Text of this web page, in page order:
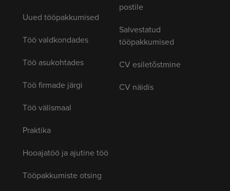
Uued tööpakkumised
Töö valdkondades
Töö asukohtades
Töö firmade järgi
Töö välismaal
Praktika
Hooajatöö ja ajutine töö
Tööpakkumiste otsing
postile
Salvestatud
tööpakkumised
CV esiletõstmine
CV näidis